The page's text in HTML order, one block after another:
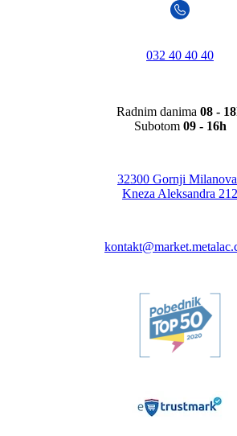
032 40 40 40
Radnim danima 08 -
Subotom 09 - 16h
32300 Gornji
Kneza Aleksandra 212